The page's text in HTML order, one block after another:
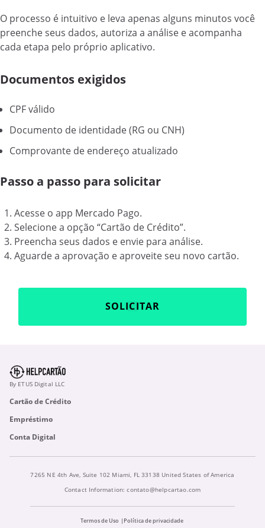
O processo é intuitivo e leva apenas alguns minutos você
preenche seus dados, autoriza a análise e acompanha
cada etapa pelo próprio aplicativo.
Documentos exigidos
CPF válido
Documento de identidade (RG ou CNH)
Comprovante de endereço atualizado
Passo a passo para solicitar
Acesse o app Mercado Pago.
Selecione a opção “Cartão de Crédito”.
Preencha seus dados e envie para análise.
Aguarde a aprovação e aproveite seu novo cartão.
SOLICITAR
By ETUS Digital LLC
Cartão de Crédito
Empréstimo
Conta Digital
7265 NE 4th Ave, Suite 102 Miami, FL 33138 United States of America
Contact Information:contato@helpcartao.com
Termos de Uso Política de privacidade